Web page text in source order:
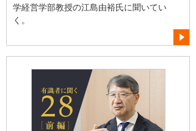
学経営学部教授の江島由裕氏に聞いてい
く。